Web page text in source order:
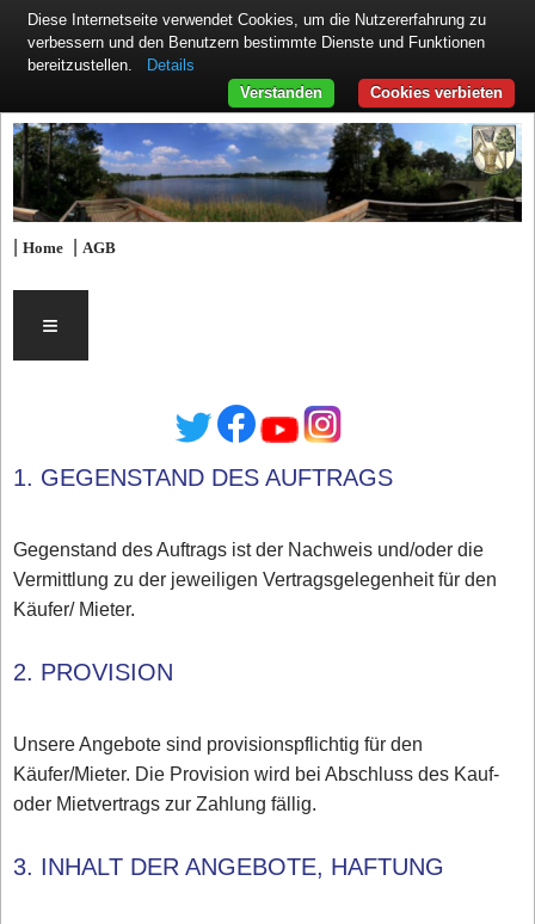
|Home |AGB
≡
1. GEGENSTAND DES AUFTRAGS
Gegenstand des Auftrags ist der Nachweis und/oder die
Vermittlung zu der jeweiligen Vertragsgelegenheit für den
Käufer/ Mieter.
2. PROVISION
Unsere Angebote sind provisionspflichtig für den
Käufer/Mieter. Die Provision wird bei Abschluss des Kauf-
oder Mietvertrags zur Zahlung fällig.
3. INHALT DER ANGEBOTE, HAFTUNG
Diese Internetseite verwendet Cookies, um die Nutzererfahrung zu
verbessern und den Benutzern bestimmte Dienste und Funktionen
bereitzustellen.
Details
Cookies verbieten
Verstanden